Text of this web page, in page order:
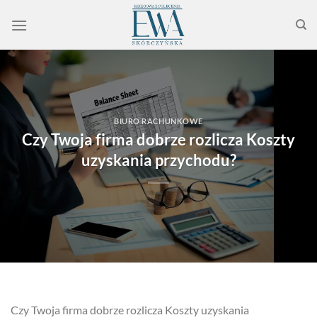
BIURO RACHUNKOWE
Czy Twoja firma dobrze rozlicza Koszty
uzyskania przychodu?
Czy Twoja firma dobrze rozlicza Koszty uzyskania